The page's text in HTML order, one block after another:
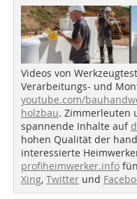
Videos von
Verarbeitungs- und
youtube.com/
holzbau. Zimmerleuten
spannende Inhalte auf
hohen Qualität der
interessierte
profiheimwerker.info
Xing, Twitter und